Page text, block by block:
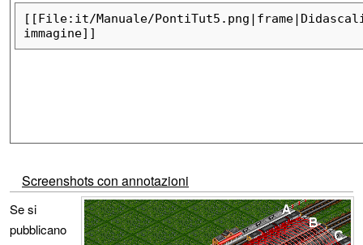
[[File:it/Manuale/
immagine]]
Screenshots con annotazioni
Se si
pubblicano